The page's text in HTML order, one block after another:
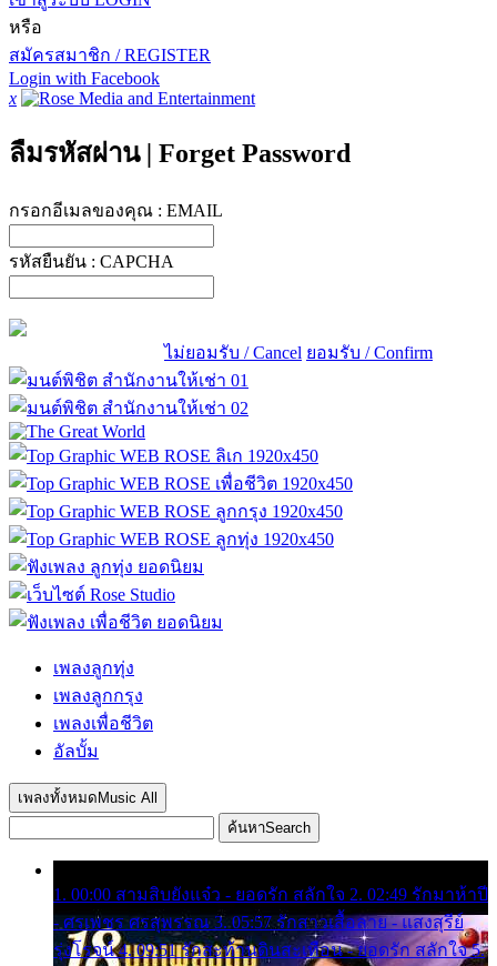
หรือ
สมัครสมาชิก / REGISTER
Login with Facebook
x
ลืมรหัสผ่าน | Forget Password
กรอกอีเมลของคุณ : EMAIL
รหัสยืนยัน : CAPCHA
ไม่ยอมรับ / Cancel ยอมรับ / Confirm
เพลงลูกทุ่ง
เพลงลูกกรุง
เพลงเพื่อชีวิต
อัลบั้ม
เพลงทั้งหมด Music All
ค้นหาSearch
1. 00:00 สามสิบยังแจ๋ว - ยอดรัก สลักใจ 2. 02:49 รักมาห้าปี
- ศรเพชร ศรสุพรรณ 3. 05:57 รักสาวเสื้อลาย - แสงสุรีย์
รุ่งโรจน์ 4. 09:51 รักสะท้านดินสะเทือน - ยอดรัก สลักใจ 5.